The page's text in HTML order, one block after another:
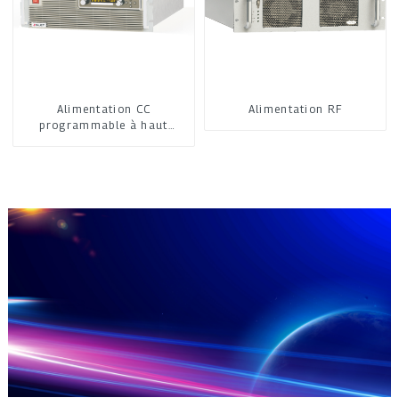
Alimentation CC
programmable à haut
Alimentation RF